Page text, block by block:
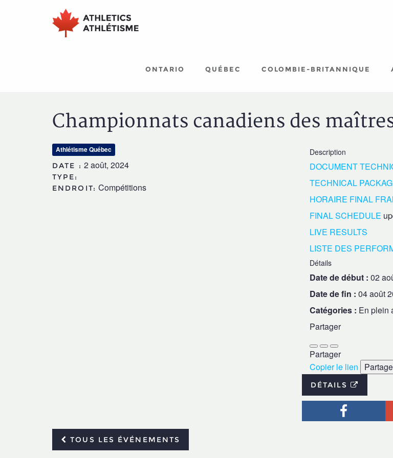
ONTARIO QUÉBEC COLOMBIE-BRITANNIQUE
Championnats canadiens des
Athlétisme Québec
DATE : 2 août, 2024
TYPE:
ENDROIT: Compétitions
Description
DOCUMENT
TECHNICAL
HORAIRE FINAL
FINAL SCHEDULE
LIVE RESULTS
LISTE DES
Détails
Date de début : 02
Date de fin : 04 août
Catégories : En plein
Partager
Partager
Copier le lien
DÉTAILS
Facebook
TOUS LES ÉVÉNEMENTS